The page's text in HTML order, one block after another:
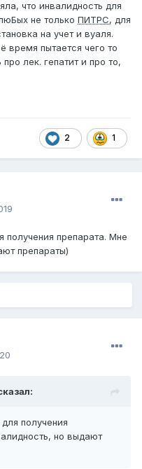
что инвалидность для
не только ПИТРС, для
на учет и вуаля.
время пытается чего то
лек. гепатит и про то,
2 1
получения препарата. Мне
препараты)
получения
но выдают